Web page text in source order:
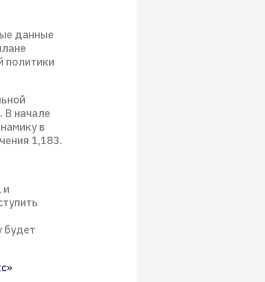
данные
политики
В начале
в
1,183.
и
будет